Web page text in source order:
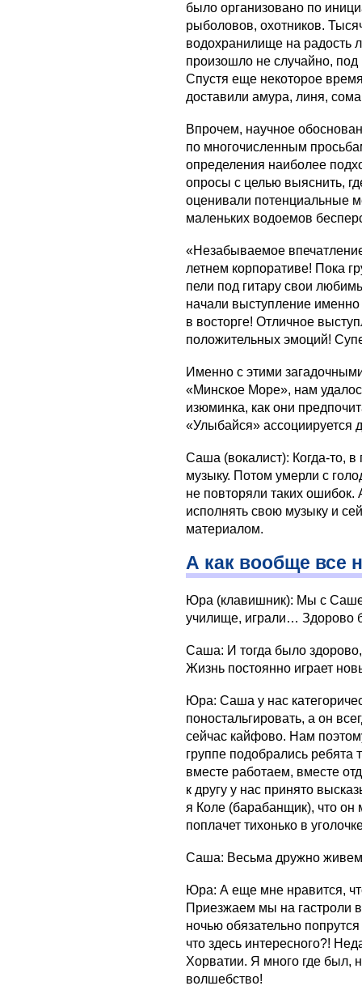
было организовано по
рыболовов, охотников.
водохранилище на радость
произошло не случайно,
Спустя еще некоторое
доставили амура, линя,
Впрочем, научное
по многочисленным
определения наиболее
опросы с целью выяснить,
оценивали потенциальные
маленьких водоемов
«Незабываемое
летнем корпоративе! Пока
пели под гитару свои
начали выступление
в восторге! Отличное
положительных эмоций!
Именно с этими
«Минское Море», нам
изюминка, как они
«Улыбайся» ассоциируется
Саша (вокалист): Когда-то,
музыку. Потом умерли с
не повторяли таких
исполнять свою музыку и
материалом.
А как вообще все
Юра (клавишник): Мы с
училище, играли… Здорово
Саша: И тогда было
Жизнь постоянно играет
Юра: Саша у нас
поностальгировать, а он
сейчас кайфово. Нам
группе подобрались
вместе работаем, вместе
к другу у нас принято
я Коле (барабанщик), что он
поплачет тихонько в
Саша: Весьма дружно
Юра: А еще мне нравится,
Приезжаем мы на гастроли в
ночью обязательно
что здесь интересного?!
Хорватии. Я много где был,
волшебство!